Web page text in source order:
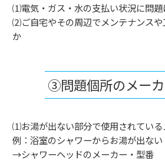
⑴電気・ガス・水の支払い状況に問題
⑵ご自宅やその周辺でメンテナンスや
か
③問題個所のメー
⑴お湯が出ない部分で使用されてい
例：浴室のシャワーからお湯が出ない
→シャワーヘッドのメーカー・型番